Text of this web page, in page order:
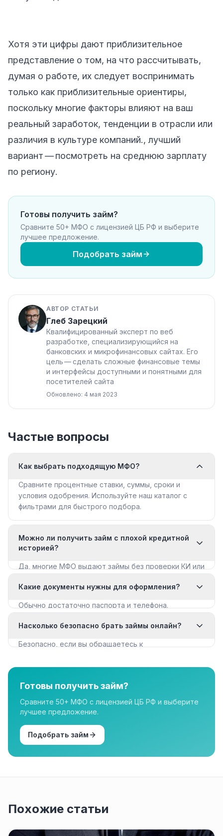
Хотя эти цифры дают приблизительное
представление о том, на что рассчитывать,
думая о работе, их следует воспринимать
только как приблизительные ориентиры,
поскольку многие факторы влияют на ваш
реальный заработок, тенденции в отрасли или
различия в культуре компаний., лучший
вариант — посмотреть на среднюю зарплату
по региону.
Готовы получить займ?
Сравните 50+ МФО с лицензией ЦБ РФ и выберите
лучшее предложение.
Подобрать займ
АВТОР СТАТЬИ
Глеб Зарецкий
Квалифицированный эксперт по веб
разработке, специализирующийся на
банковских и микрофинансовых сайтах. Его
цель — сделать сложные финансовые темы
и интерфейсы доступными и понятными для
посетителей сайта
Обновлено: 4 мая 2023
Частые вопросы
Как выбрать подходящую МФО?
Сравните процентные ставки, суммы, сроки и
условия одобрения. Используйте наш каталог с
фильтрами для быстрого подбора.
Можно ли получить займ с плохой кредитной
историей?
Да, многие МФО выдают займы без проверки КИ или
с плохой КИ».
Какие документы нужны для оформления?
Обычно достаточно паспорта и телефона.
документы для крупных сумм.
Насколько безопасно брать займы онлайн?
Безопасно, если вы обращаетесь к
организации в нашем каталоге имеют лицензию.
Готовы получить займ?
Сравните 50+ МФО с лицензией ЦБ РФ и выберите
лучшее предложение.
Подобрать займ
Похожие статьи